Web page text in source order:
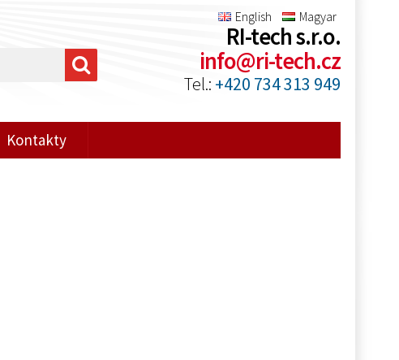
English Magyar
RI-tech s.r.o.
info@ri-tech.cz
Tel.: +420 734 313 949
Kontakty